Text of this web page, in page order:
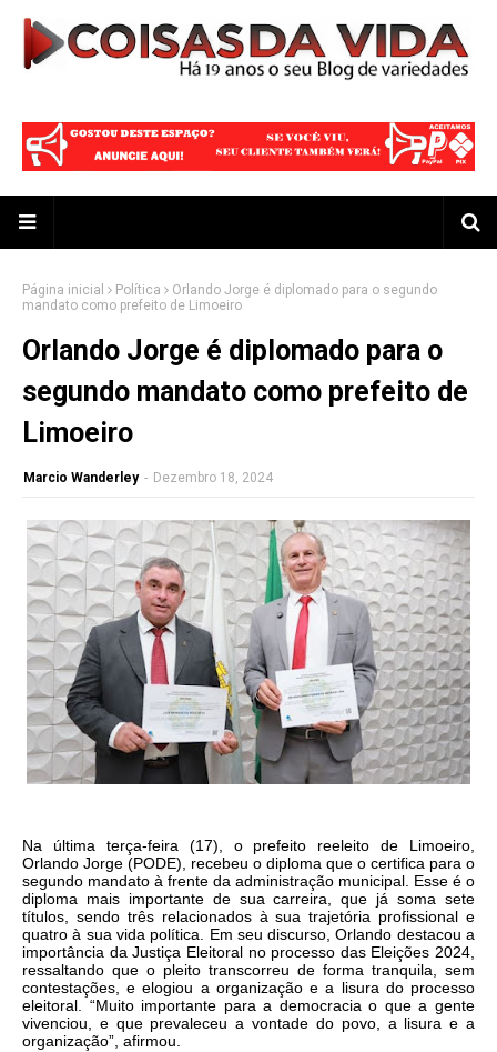
Página inicial Política
Orlando Jorge é diplomado para o segundo
mandato como prefeito de Limoeiro
Orlando Jorge é diplomado para o
segundo mandato como prefeito de
Limoeiro
Marcio Wanderley - Dezembro 18, 2024
Na última terça-feira (17), o prefeito reeleito de Limoeiro,
Orlando Jorge (PODE), recebeu o diploma que o certifica para o
segundo mandato à frente da administração municipal. Esse é o
diploma mais importante de sua carreira, que já soma sete
títulos, sendo três relacionados à sua trajetória profissional e
quatro à sua vida política. Em seu discurso, Orlando destacou a
importância da Justiça Eleitoral no processo das Eleições 2024,
ressaltando que o pleito transcorreu de forma tranquila, sem
contestações, e elogiou a organização e a lisura do processo
eleitoral. “Muito importante para a democracia o que a gente
vivenciou, e que prevaleceu a vontade do povo, a lisura e a
organização”, afirmou.